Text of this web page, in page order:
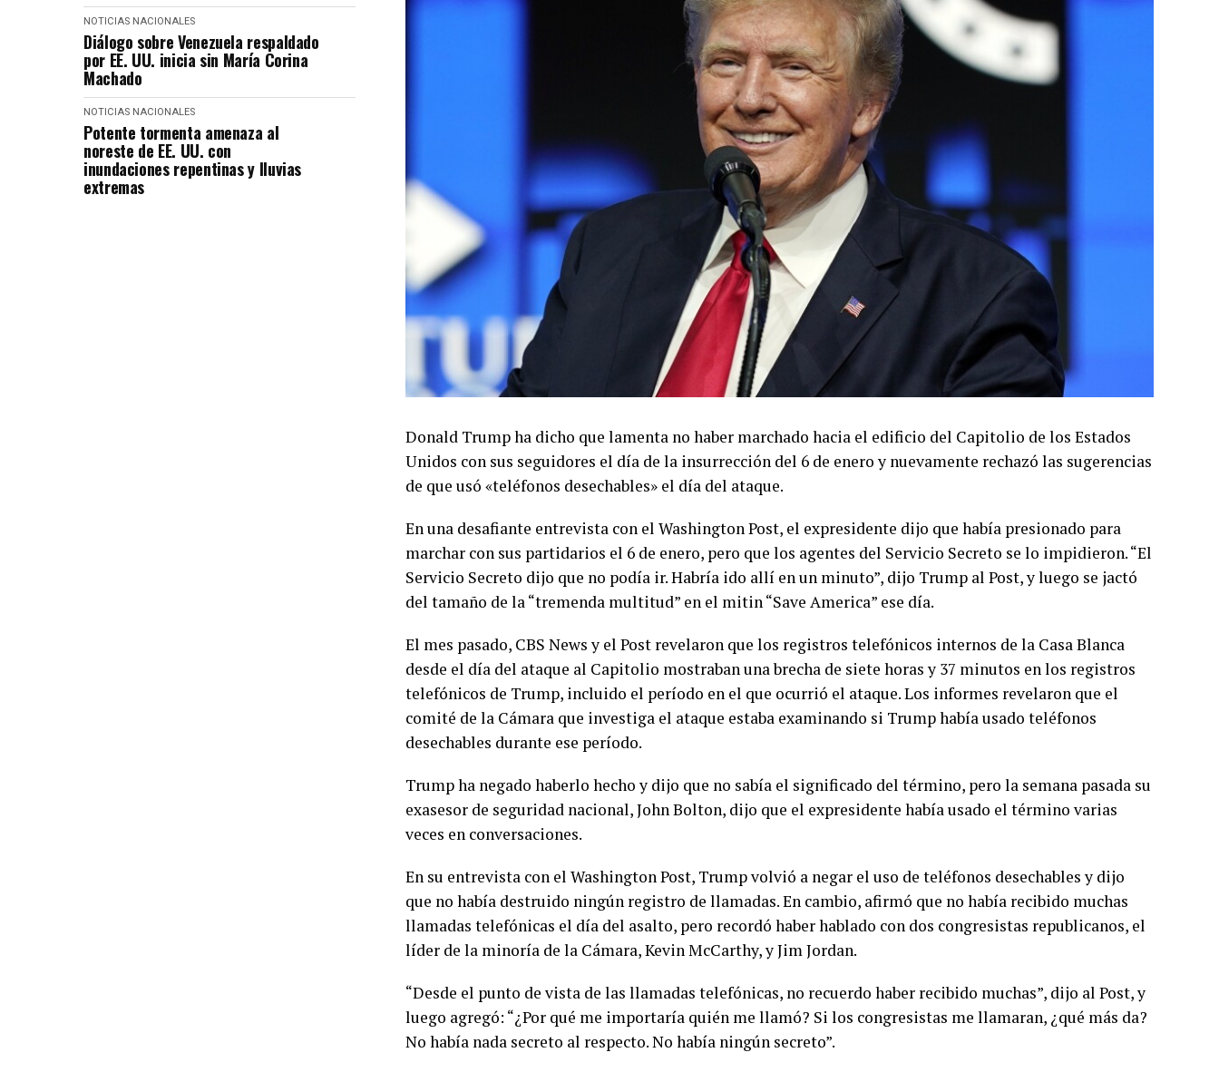
NOTICIAS NACIONALES
Diálogo sobre Venezuela respaldado
por EE. UU. inicia sin María Corina
Machado
NOTICIAS NACIONALES
Potente tormenta amenaza al
noreste de EE. UU. con
inundaciones repentinas y lluvias
extremas
Donald Trump ha dicho que lamenta no haber marchado hacia el edificio del Capitolio de los Estados
Unidos con sus seguidores el día de la insurrección del 6 de enero y nuevamente rechazó las sugerencias
de que usó «teléfonos desechables» el día del ataque.
En una desafiante entrevista con el Washington Post, el expresidente dijo que había presionado para
marchar con sus partidarios el 6 de enero, pero que los agentes del Servicio Secreto se lo impidieron. “El
Servicio Secreto dijo que no podía ir. Habría ido allí en un minuto”, dijo Trump al Post, y luego se jactó
del tamaño de la “tremenda multitud” en el mitin “Save America” ese día.
El mes pasado, CBS News y el Post revelaron que los registros telefónicos internos de la Casa Blanca
desde el día del ataque al Capitolio mostraban una brecha de siete horas y 37 minutos en los registros
telefónicos de Trump, incluido el período en el que ocurrió el ataque. Los informes revelaron que el
comité de la Cámara que investiga el ataque estaba examinando si Trump había usado teléfonos
desechables durante ese período.
Trump ha negado haberlo hecho y dijo que no sabía el significado del término, pero la semana pasada su
exasesor de seguridad nacional, John Bolton, dijo que el expresidente había usado el término varias
veces en conversaciones.
En su entrevista con el Washington Post, Trump volvió a negar el uso de teléfonos desechables y dijo
que no había destruido ningún registro de llamadas. En cambio, afirmó que no había recibido muchas
llamadas telefónicas el día del asalto, pero recordó haber hablado con dos congresistas republicanos, el
líder de la minoría de la Cámara, Kevin McCarthy, y Jim Jordan.
“Desde el punto de vista de las llamadas telefónicas, no recuerdo haber recibido muchas”, dijo al Post, y
luego agregó: “¿Por qué me importaría quién me llamó? Si los congresistas me llamaran, ¿qué más da?
No había nada secreto al respecto. No había ningún secreto”.